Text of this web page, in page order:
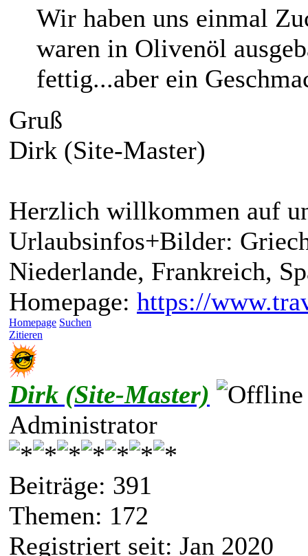
Wir haben uns einmal
waren in Olivenöl
fettig...aber ein
Gruß
Dirk (Site-Master)
Herzlich willkommen auf
Urlaubsinfos+Bilder:
Niederlande, Frankreich,
Homepage: https://
Homepage Suchen
Zitieren
Dirk (Site-Master)
Administrator
Beiträge: 391
Themen: 172
Registriert seit: Jan 2020